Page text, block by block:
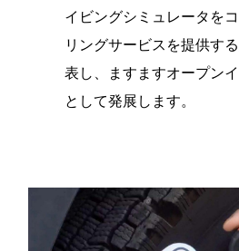
イビングシミュレータを
リングサービスを提供する
表し、ますますオープン
として発展します。